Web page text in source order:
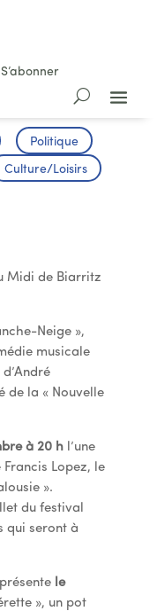
S’abonner
Politique
Culture/Loisirs
Midi de Biarritz
Neige »,
musicale
de la « Nouvelle
à 20 hl’une
Lopez, le
».
du festival
qui seront à
le
», un pot